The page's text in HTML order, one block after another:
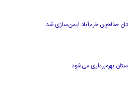
صالحین خرم‌آباد ایمن‌سازی شد